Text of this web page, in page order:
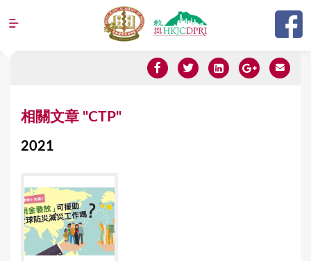
Jump to navigation
相關文章 "CTP"
2021